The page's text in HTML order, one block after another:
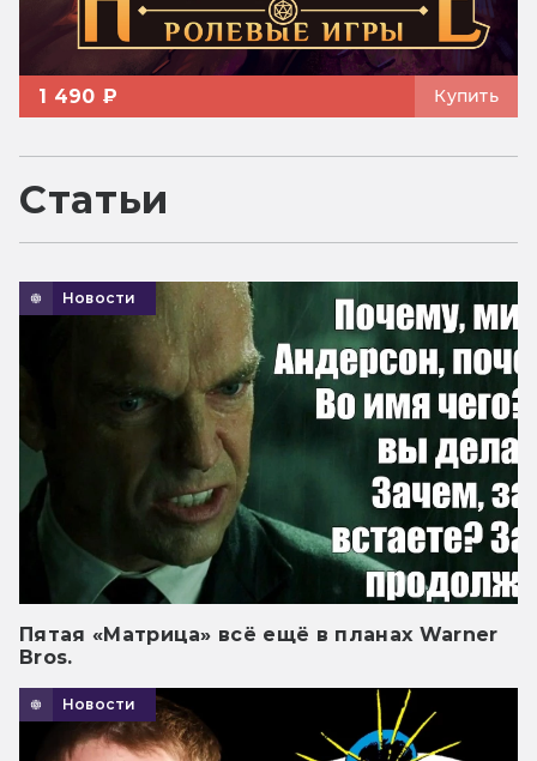
1 490 ₽ Купить
Статьи
Новости
Пятая «Матрица» всё ещё в планах Warner
Bros.
Новости